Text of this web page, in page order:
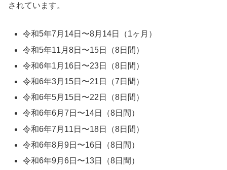
されています。
令和5年7月14日〜8月14日（1ヶ月）
令和5年11月8日〜15日（8日間）
令和6年1月16日〜23日（8日間）
令和6年3月15日〜21日（7日間）
令和6年5月15日〜22日（8日間）
令和6年6月7日〜14日（8日間）
令和6年7月11日〜18日（8日間）
令和6年8月9日〜16日（8日間）
令和6年9月6日〜13日（8日間）